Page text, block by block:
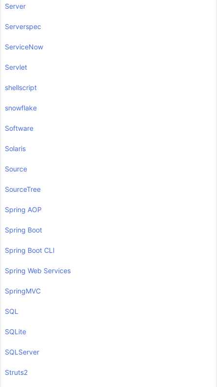
Server
Serverspec
ServiceNow
Servlet
shellscript
snowflake
Software
Solaris
Source
SourceTree
Spring AOP
Spring Boot
Spring Boot CLI
Spring Web Services
SpringMVC
SQL
SQLite
SQLServer
Struts2